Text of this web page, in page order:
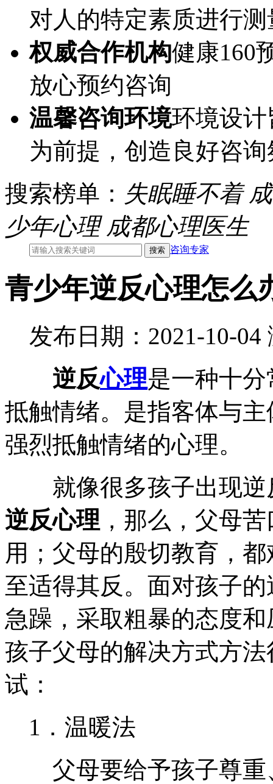
对人的特定素质进行
权威合作机构健康160
放心预约咨询
温馨咨询环境环境设
为前提，创造良好咨
搜索榜单： 失眠睡不着
少年心理 成都心理医生
咨询专家
青少年逆反心理怎么
发布日期：2021-10-04
逆反心理是一种十
抵触情绪。是指客体与
强烈抵触情绪的心理。
就像很多孩子出现逆
逆反心理 ，那么，父母
用；父母的殷切教育，
至适得其反。面对孩子
急躁，采取粗暴的态度
孩子父母的解决方式方
试：
1．温暖法
父母要给予孩子尊重